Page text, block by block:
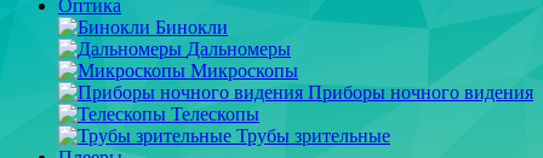
Оптика
Бинокли
Дальномеры
Микроскопы
Приборы ночного видения
Телескопы
Трубы зрительные